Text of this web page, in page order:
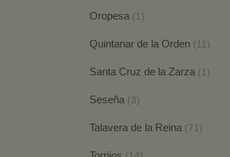
Oropesa (1)
Quintanar de la Orden (11)
Santa Cruz de la Zarza (1)
Seseña (3)
Talavera de la Reina (71)